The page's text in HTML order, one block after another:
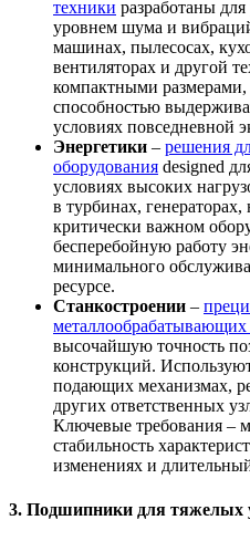
техники разработаны
уровнем шума и
машинах, пылесосах,
вентиляторах и другой
компактными размерами,
способностью
условиях повседневной
Энергетики – решения
оборудования designed
условиях высоких
в турбинах,
критически важном
бесперебойную работу
минимального
ресурсе.
Станкостроении –
металлообрабатывающих
высочайшую точность
конструкций.
подающих механизмах,
других ответственных
Ключевые требования –
стабильность
изменениях и
3. Подшипники для тяжелых